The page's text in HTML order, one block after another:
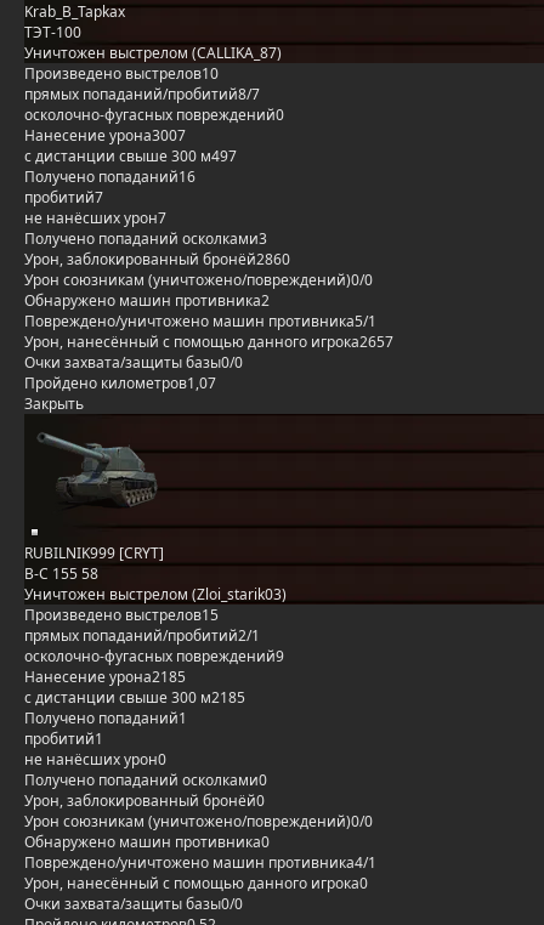
Krab_B_Tapkax
ТЭТ-100
Уничтожен выстрелом (CALLIKA_87)
Произведено выстрелов10
прямых попаданий/пробитий8/7
осколочно-фугасных повреждений0
Нанесение урона3007
с дистанции свыше 300 м497
Получено попаданий16
пробитий7
не нанёсших урон7
Получено попаданий осколками3
Урон, заблокированный бронёй2860
Урон союзникам (уничтожено/повреждений)0/0
Обнаружено машин противника2
Повреждено/уничтожено машин противника5/1
Урон, нанесённый с помощью данного игрока2657
Очки захвата/защиты базы0/0
Пройдено километров1,07
Закрыть
RUBILNIK999 [CRYT]
B-C 155 58
Уничтожен выстрелом (Zloi_starik03)
Произведено выстрелов15
прямых попаданий/пробитий2/1
осколочно-фугасных повреждений9
Нанесение урона2185
с дистанции свыше 300 м2185
Получено попаданий1
пробитий1
не нанёсших урон0
Получено попаданий осколками0
Урон, заблокированный бронёй0
Урон союзникам (уничтожено/повреждений)0/0
Обнаружено машин противника0
Повреждено/уничтожено машин противника4/1
Урон, нанесённый с помощью данного игрока0
Очки захвата/защиты базы0/0